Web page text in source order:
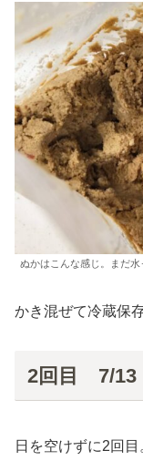
ぬかはこんな感じ。まだ水
かき混ぜて冷蔵保
2回目 7/13
日を空けずに2回目